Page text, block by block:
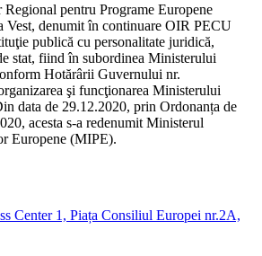
pentru Programe Europene
Vest, denumit în continuare OIR PECU
publică cu personalitate juridică,
stat, fiind în subordinea Ministerului
Hotărârii Guvernului nr.
şi funcţionarea Ministerului
data de 29.12.2020, prin Ordonanța de
acesta s-a redenumit Ministerul
Europene (MIPE).
Center 1, Piața Consiliul Europei nr.2A,